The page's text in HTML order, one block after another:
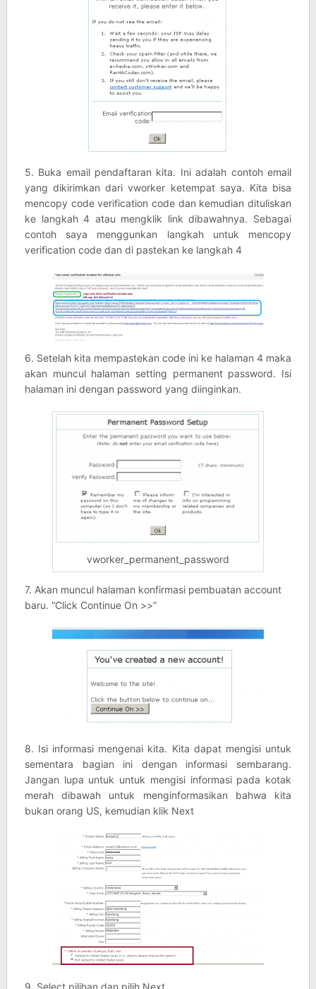
5. Buka email pendaftaran kita. Ini adalah contoh email
yang dikirimkan dari vworker ketempat saya. Kita bisa
mencopy code verification code dan kemudian dituliskan
ke langkah 4 atau mengklik link dibawahnya. Sebagai
contoh saya menggunkan langkah untuk mencopy
verification code dan di pastekan ke langkah 4
6. Setelah kita mempastekan code ini ke halaman 4 maka
akan muncul halaman setting permanent password. Isi
halaman ini dengan password yang diinginkan.
vworker_permanent_password
7. Akan muncul halaman konfirmasi pembuatan account
baru. “Click Continue On >>”
8. Isi informasi mengenai kita. Kita dapat mengisi untuk
sementara bagian ini dengan informasi sembarang.
Jangan lupa untuk untuk mengisi informasi pada kotak
merah dibawah untuk menginformasikan bahwa kita
bukan orang US, kemudian klik Next
9. Select pilihan dan pilih Next